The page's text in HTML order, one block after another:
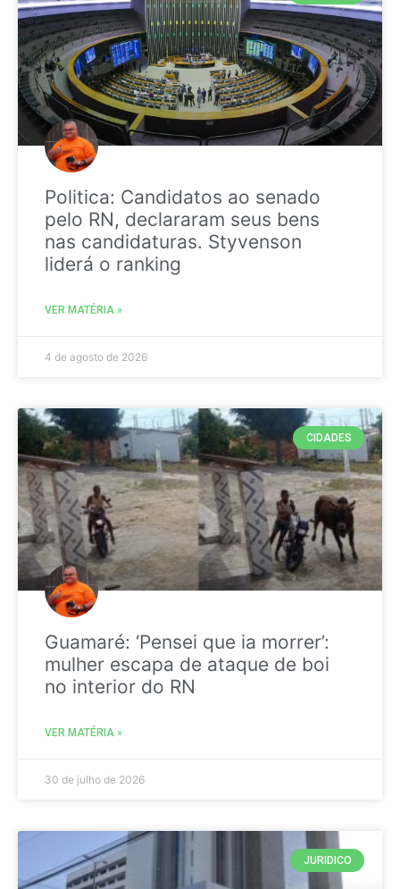
Politica: Candidatos ao senado
pelo RN, declararam seus bens
nas candidaturas. Styvenson
liderá o ranking
VER MATÉRIA »
4 de agosto de 2026
CIDADES
Guamaré: ‘Pensei que ia morrer’:
mulher escapa de ataque de boi
no interior do RN
VER MATÉRIA »
30 de julho de 2026
JURIDICO